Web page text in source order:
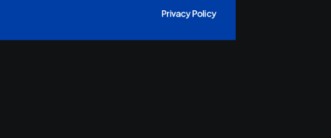
Privacy Policy